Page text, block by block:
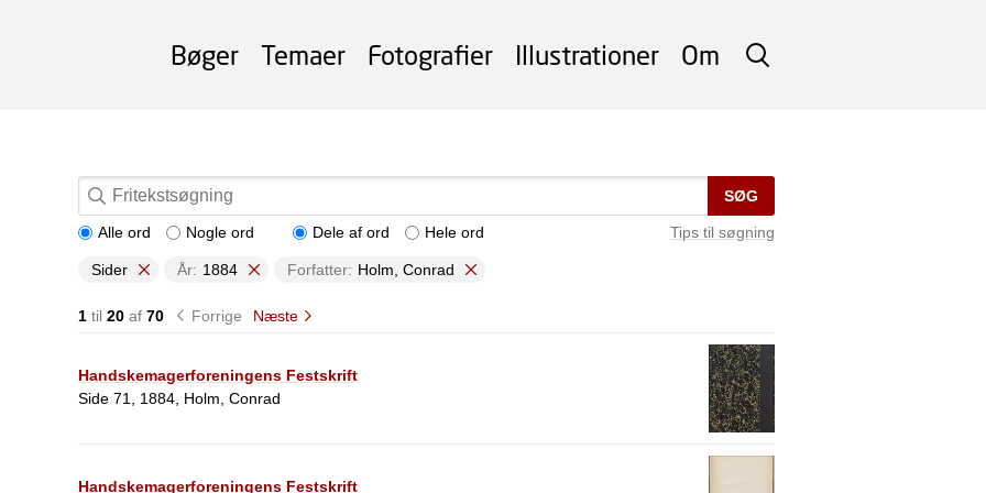
SØG
Bøger Temaer Fotografier Illustrationer Om
SØG
Tips til søgning
Alle ord Nogle ord Dele af ord Hele ord
Sider År: 1884 Forfatter: Holm, Conrad
1til 20af 70 Forrige Næste
Handskemagerforeningens Festskrift
Side 71, 1884, Holm, Conrad
Handskemagerforeningens Festskrift